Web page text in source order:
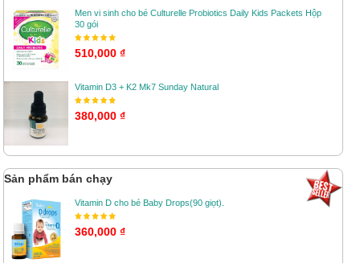
Men vi sinh cho bé Culturelle Probiotics Daily Kids Packets Hộp
30 gói
510,000 ₫
Vitamin D3 + K2 Mk7 Sunday Natural
380,000 ₫
Sản phẩm bán chạy
Vitamin D cho bé Baby Drops(90 giọt).
360,000 ₫